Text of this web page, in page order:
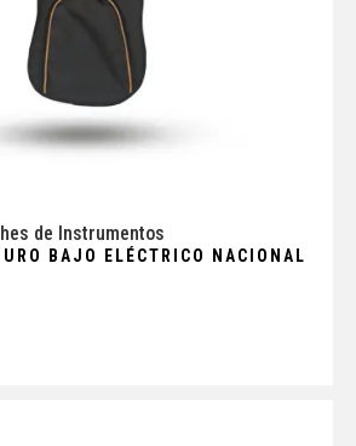
de Instrumentos
BAJO ELÉCTRICO NACIONAL